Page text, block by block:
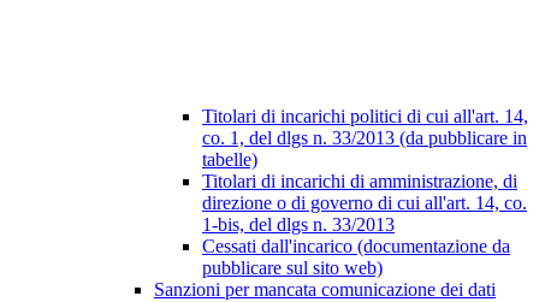
Titolari di incarichi politici di cui all'art. 14,
co. 1, del dlgs n. 33/2013 (da pubblicare in
tabelle)
Titolari di incarichi di amministrazione, di
direzione o di governo di cui all'art. 14, co.
1-bis, del dlgs n. 33/2013
Cessati dall'incarico (documentazione da
pubblicare sul sito web)
Sanzioni per mancata comunicazione dei dati